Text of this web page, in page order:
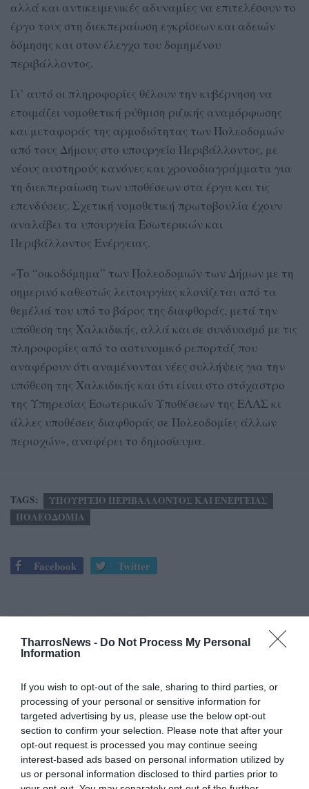
TharrosNews - Do Not Process My Personal
Information
If you wish to opt-out of the sale, sharing to third parties, or
processing of your personal or sensitive information for
targeted advertising by us, please use the below opt-out
section to confirm your selection. Please note that after your
opt-out request is processed you may continue seeing
interest-based ads based on personal information utilized by
us or personal information disclosed to third parties prior to
αλλά και αντικειμενικές αδυναμίες να επιτελέσουν το
έργο τους στη διεκπεραίωση εγκρίσεων και αδειών
δόμησης και στον έλεγχο του δομημένου
περιβάλλοντος.
Γι’ αυτό οι πληροφορίες θέλουν την κυβέρνηση να
ετοιμάζει νομοθετική ρύθμιση ριζικής αναμόρφωσης
και μεταφοράς της αρμοδιότητας των Πολεοδομιών
από τους Δήμους στο υπουργείο Περιβάλλοντος, με
νέους αυστηρούς κανόνες και χρονοδιαγράμματα για
τη διεκπεραίωση των υποθέσεων στα έργα και τις
επενδύσεις. Σχετική νομοθετική πρωτοβουλία έχουν
αναλάβει τα υπουργεία Εσωτερικών και
Περιβάλλοντος Ενέργειας.
«Το “οικοδόμημα” των Πολεοδομιών των Δήμων με τη
σημερινό καθεστώς λειτουργίας κλονίζεται από τα
θεμέλιά του υπό το βάρος της διαφθοράς, μετά την
υπόθεση της Χαλκιδικής, αλλά και σε συνδυασμό με τις
πληροφορίες από το αστυνομικό ρεπορτάζ που
αναφέρουν ότι αναμένονται νέες συλλήψεις για την
υπόθεση της Χαλκιδικής και ότι είναι στο στόχαστρο
της Υπηρεσίας Εσωτερικών Υποθέσεων της ΕΛΑΣ κι
άλλες υποθέσεις διαφθοράς σε Πολεοδομίες άλλων
περιοχών», αναφέρει το δημοσίευμα.
TAGS:
ΥΠΟΥΡΓΕΙΟ ΠΕΡΙΒΑΛΛΟΝΤΟΣ ΚΑΙ ΕΝΕΡΓΕΙΑΣ
ΠΟΛΕΟΔΟΜΙΑ
Facebook Twitter